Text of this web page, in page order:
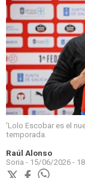
'Lolo Escobar es el
temporada.
Raúl Alonso
Soria - 15/06/2026 -